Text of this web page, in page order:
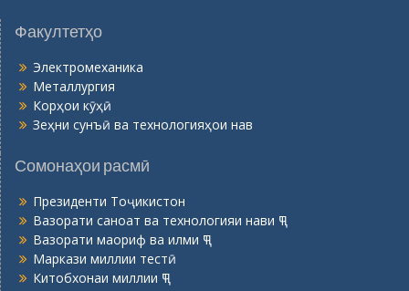
Факултетҳо
Электромеханика
Металлургия
Корҳои кӯҳӣ
Зеҳни сунъӣ ва технологияҳои нав
Сомонаҳои расмӣ
Президенти Тоҷикистон
Вазорати саноат ва технологияи нави ҶТ
Вазорати маориф ва илми ҶТ
Маркази миллии тестӣ
Китобхонаи миллии ҶТ